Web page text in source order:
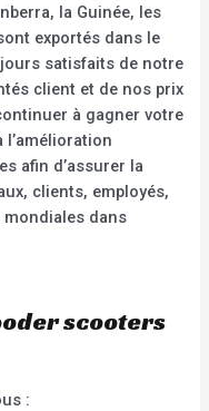
la Guinée, les
exportés dans le
satisfaits de notre
client et de nos prix
à gagner votre
afin d’assurer la
clients, employés,
dans
scooters
: